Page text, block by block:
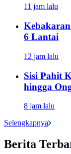
11 jam lalu
6 Lantai
12 jam lalu
Sisi Pahit
hingga
8 jam lalu
Selengkapnya
Berita